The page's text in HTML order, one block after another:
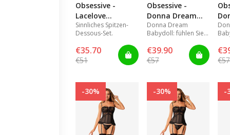
Obsessive -
Lacelove
babydoll & thong
XS/S
Sinnliches Spitzen-
Dessous-Set.
€35.70
€51
Obsessive -
Donna Dream
babydoll M/L
Donna Dream
Babydoll: fühlen Sie
sinnlich.
€39.90
€57 €57
-30% -30% -